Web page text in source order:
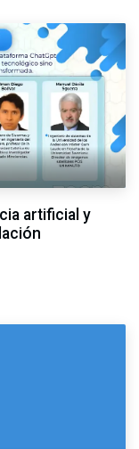
artificial y